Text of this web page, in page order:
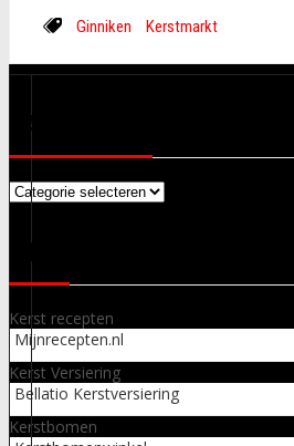
Ginniken Kerstmarkt
CATEGORIEËN
Categorieën
LINKS
Kerst recepten
Mijnrecepten.nl
Kerst Versiering
Bellatio Kerstversiering
Kerstbomen